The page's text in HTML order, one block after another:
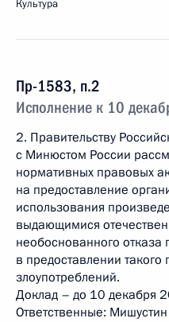
Культура
Пр-1583, п.2
Исполнение к 10
2. Правительству
с Минюстом России
нормативных правовых
на предоставление
использования
выдающимися
необоснованного отказа
в предоставлении
злоупотреблений.
Доклад – до 10 декабря
Ответственные: